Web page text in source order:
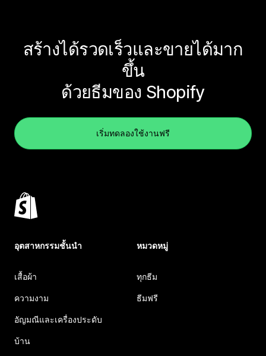
สร้างได้รวดเร็วและขายได้มาก
ขึ้น
ด้วยธีมของ Shopify
เริ่มทดลองใช้งานฟรี
อุตสาหกรรมชั้นนำ
เสื้อผ้า
ความงาม
อัญมณีและเครื่องประดับ
บ้าน
หมวดหมู่
ทุกธีม
ธีมฟรี